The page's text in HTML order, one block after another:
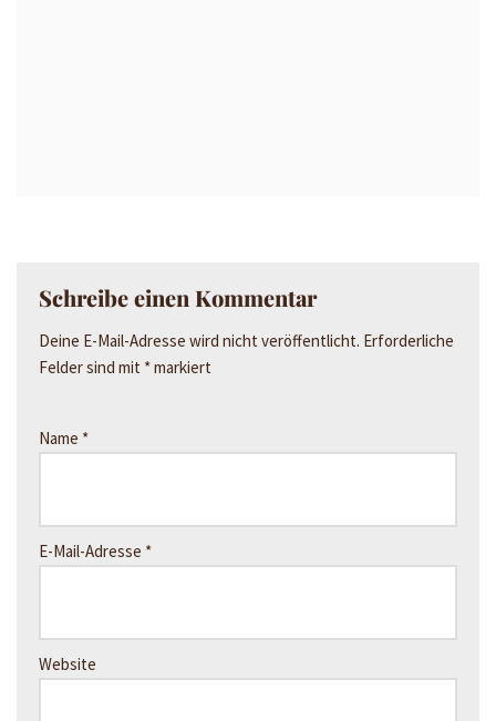
Schreibe einen Kommentar
Deine E-Mail-Adresse wird nicht veröffentlicht. Erforderliche
Felder sind mit *markiert
Name *
E-Mail-Adresse *
Website